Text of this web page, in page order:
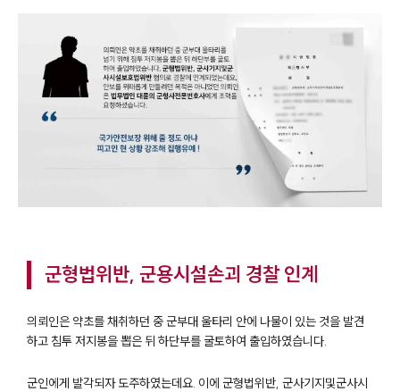
군형법위반, 군용시설손괴 경찰 인계
의뢰인은 약초를 채취하던 중 군부대 울타리 안에 나물이 있는 것을 발견
하고 침투 저지봉을 뽑은 뒤 하단부를 굴토하여 출입하였습니다.
군인에게 발각되자 도주하였는데요. 이에 군형법위반, 군사기지및군사시